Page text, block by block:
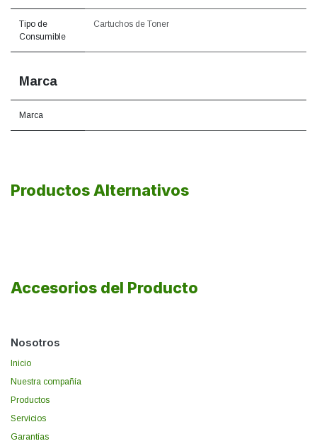
Tipo de
Consumible
Cartuchos de Toner
Marca
Marca
Productos Alternativos
Accesorios del Producto
Nosotros
Inicio
Nuestra compañía
Productos
Servicios
Garantías